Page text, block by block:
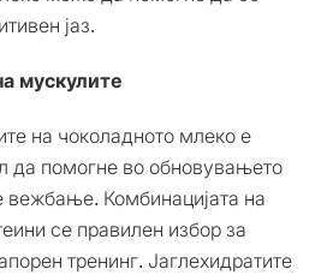
јаз.
мускулите
на чоколадното млеко е
да помогне во обновувањето
вежбање. Комбинацијата на
се правилен избор за
тренинг. Јаглехидратите